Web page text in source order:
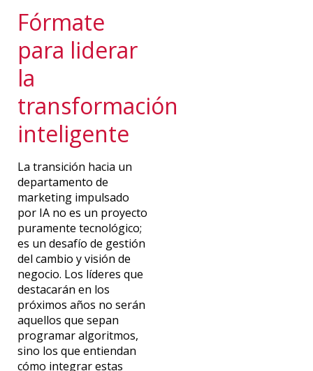
Fórmate
para liderar
la
transformación
inteligente
La transición hacia un
departamento de
marketing impulsado
por IA no es un proyecto
puramente tecnológico;
es un desafío de gestión
del cambio y visión de
negocio. Los líderes que
destacarán en los
próximos años no serán
aquellos que sepan
programar algoritmos,
sino los que entiendan
cómo integrar estas